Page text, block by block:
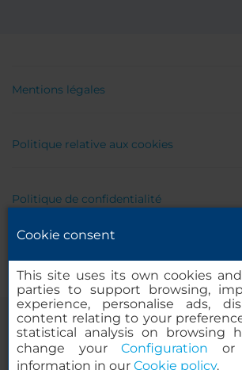
Mentions légales
Politique relative aux cookies
Politique de confidentialité
Cookie consent
This site uses its own cookies
parties to support browsing,
experience, personalise ads,
content relating to your
statistical analysis on browsing
change yourConfiguration or
information in our Cookie policy.